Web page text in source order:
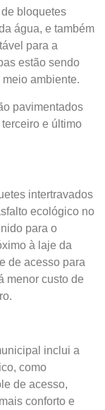
bloquetes
água, e também
para a
estão sendo
ambiente.
pavimentados
e último
intertravados
ecológico no
para o
à laje da
de acesso para
menor custo de
inclui a
como
de acesso,
conforto e